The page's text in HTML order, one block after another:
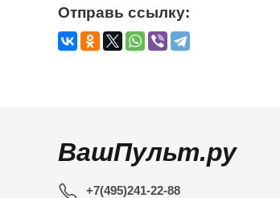
Отправь ссылку:
ВашПульт.ру
+7(495)241-22-88